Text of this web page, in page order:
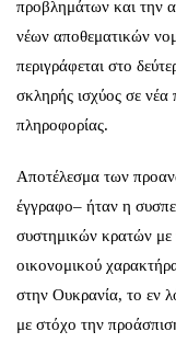
προβλημάτων και την
νέων αποθεματικών
περιγράφεται στο
σκληρής ισχύος σε νέα
πληροφορίας.
Αποτέλεσμα των
έγγραφο– ήταν η
συστημικών κρατών
οικονομικού
στην Ουκρανία, το εν
με στόχο την